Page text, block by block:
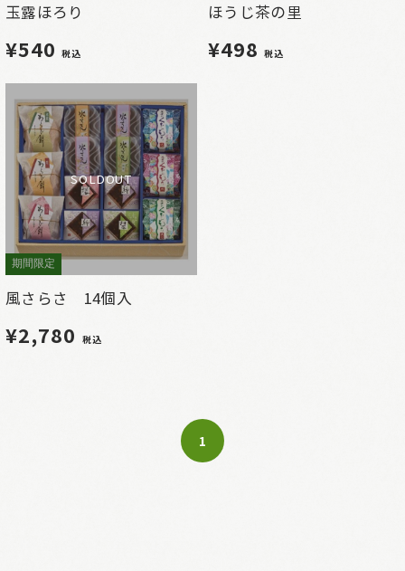
玉露ほろり
¥540税込
ほうじ茶の里
¥498税込
SOLDOUT
期間限定
風さらさ 14個入
¥2,780 税込
1